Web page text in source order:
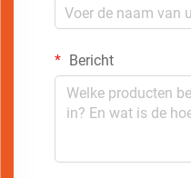
Bericht